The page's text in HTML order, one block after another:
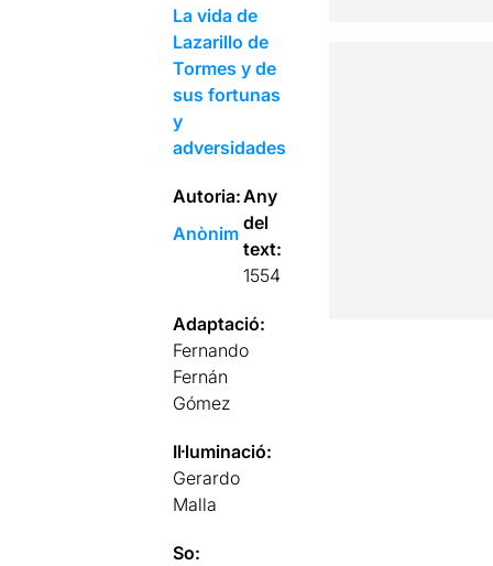
La vida de
Lazarillo de
Tormes y de
sus fortunas
y
adversidades
Autoria:
Anònim
Any
del
text:
1554
Adaptació:
Fernando
Fernán
Gómez
Il·luminació:
Gerardo
Malla
So: